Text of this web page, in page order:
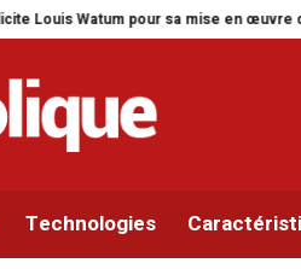
en œuvre de son initiative
Technologies